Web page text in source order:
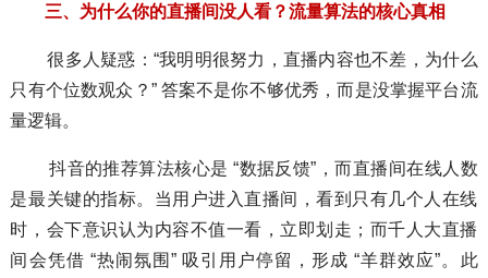
三、为什么你的直播间没人看？流量算法的核心真相
很多人疑惑：“我明明很努力，直播内容也不差，为什么
只有个位数观众？” 答案不是你不够优秀，而是没掌握平台流
量逻辑。
抖音的推荐算法核心是 “数据反馈”，而直播间在线人数
是最关键的指标。当用户进入直播间，看到只有几个人在线
时，会下意识认为内容不值一看，立即划走；而千人大直播
间会凭借 “热闹氛围” 吸引用户停留，形成 “羊群效应”。此